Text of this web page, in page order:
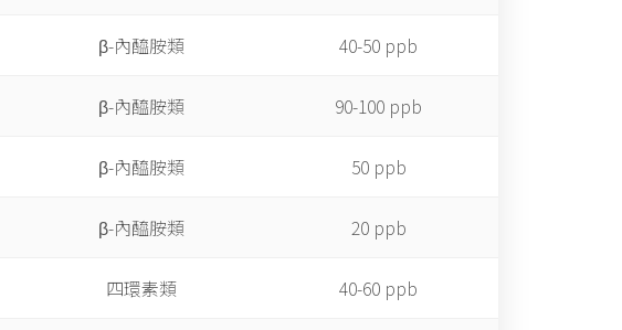
β-內醯胺類 40-50 ppb
β-內醯胺類 90-100 ppb
β-內醯胺類 50 ppb
β-內醯胺類 20 ppb
四環素類 40-60 ppb